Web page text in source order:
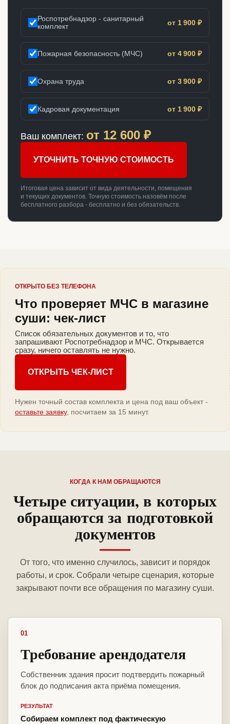
Роспотребнадзор - санитарный
комплект
от 1 900 ₽
Пожарная безопасность (МЧС) от 4 900 ₽
Охрана труда от 3 900 ₽
Кадровая документация от 1 900 ₽
Ваш комплект: от 12 600 ₽
УТОЧНИТЬ ТОЧНУЮ СТОИМОСТЬ
Итоговая цена зависит от вида деятельности, помещения
и текущих документов. Точную стоимость назовём после
бесплатного разбора - бесплатно и без обязательств.
ОТКРЫТО БЕЗ ТЕЛЕФОНА
Что проверяет МЧС в магазине
суши: чек-лист
Список обязательных документов и то, что
запрашивают Роспотребнадзор и МЧС. Открывается
сразу, ничего оставлять не нужно.
ОТКРЫТЬ ЧЕК-ЛИСТ
Нужен точный состав комплекта и цена под ваш объект -
оставьте заявку, посчитаем за 15 минут.
КОГДА К НАМ ОБРАЩАЮТСЯ
Четыре ситуации, в которых
обращаются за подготовкой
документов
От того, что именно случилось, зависит и порядок
работы, и срок. Собрали четыре сценария, которые
закрывают почти все обращения по магазину суши.
01
Требование арендодателя
Собственник здания просит подтвердить пожарный
блок до подписания акта приёма помещения.
РЕЗУЛЬТАТ
Собираем комплект под фактическую